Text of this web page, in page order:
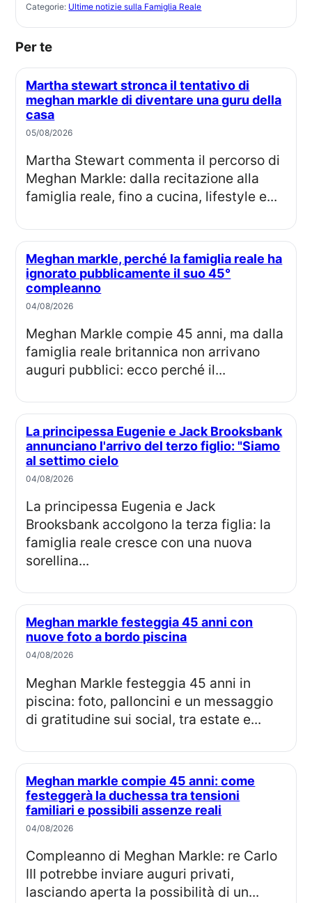
Categorie: Ultime notizie sulla Famiglia Reale
Per te
Martha stewart stronca il tentativo di
meghan markle di diventare una guru della
casa
05/08/2026
Martha Stewart commenta il percorso di
Meghan Markle: dalla recitazione alla
famiglia reale, fino a cucina, lifestyle e...
Meghan markle, perché la famiglia reale ha
ignorato pubblicamente il suo 45°
compleanno
04/08/2026
Meghan Markle compie 45 anni, ma dalla
famiglia reale britannica non arrivano
auguri pubblici: ecco perché il...
La principessa Eugenie e Jack Brooksbank
annunciano l'arrivo del terzo figlio: "Siamo
al settimo cielo
04/08/2026
La principessa Eugenia e Jack
Brooksbank accolgono la terza figlia: la
famiglia reale cresce con una nuova
sorellina...
Meghan markle festeggia 45 anni con
nuove foto a bordo piscina
04/08/2026
Meghan Markle festeggia 45 anni in
piscina: foto, palloncini e un messaggio
di gratitudine sui social, tra estate e...
Meghan markle compie 45 anni: come
festeggerà la duchessa tra tensioni
familiari e possibili assenze reali
04/08/2026
Compleanno di Meghan Markle: re Carlo
III potrebbe inviare auguri privati,
lasciando aperta la possibilità di un...